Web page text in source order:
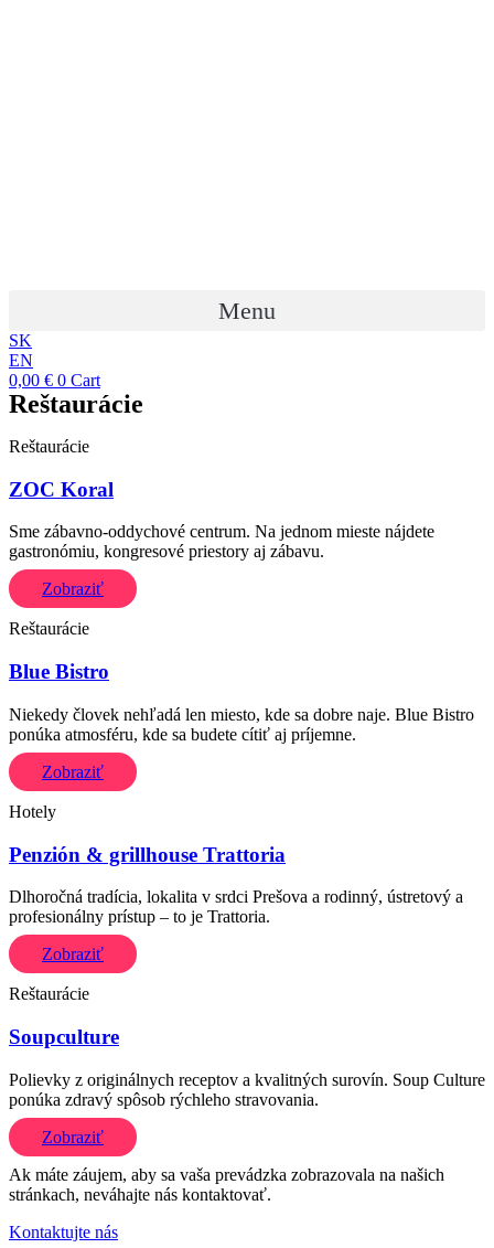
Menu
SK
EN
0,00 € 0 Cart
Reštaurácie
Reštaurácie
ZOC Koral
Sme zábavno-oddychové centrum. Na jednom mieste nájdete
gastronómiu, kongresové priestory aj zábavu.
Zobraziť
Reštaurácie
Blue Bistro
Niekedy človek nehľadá len miesto, kde sa dobre naje. Blue Bistro
ponúka atmosféru, kde sa budete cítiť aj príjemne.
Zobraziť
Hotely
Penzión & grillhouse Trattoria
Dlhoročná tradícia, lokalita v srdci Prešova a rodinný, ústretový a
profesionálny prístup – to je Trattoria.
Zobraziť
Reštaurácie
Soupculture
Polievky z originálnych receptov a kvalitných surovín. Soup Culture
ponúka zdravý spôsob rýchleho stravovania.
Zobraziť
Ak máte záujem, aby sa vaša prevádzka zobrazovala na našich
stránkach, neváhajte nás kontaktovať.
Kontaktujte nás